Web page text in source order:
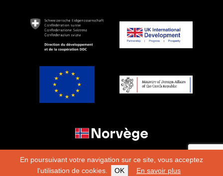
En poursuivant votre navigation sur ce site, vous acceptez
l'utilisation de cookies.
OK En savoir plus